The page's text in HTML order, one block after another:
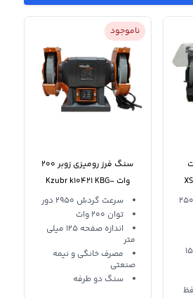
وات
میزان توان مصرفی 250
سنگ 150
ناموجود
سنگ فرز رومیزی زوبر 200
وات Kzubr k10421 KBG-
125
سرعت گردش 2950 دور
توان 200 وات
اندازه صفحه 125 میلی
متر
مصرف خانگی و نیمه
صنعتی
سنگ دو طرفه